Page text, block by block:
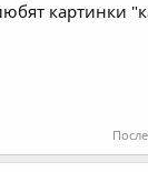
картинки